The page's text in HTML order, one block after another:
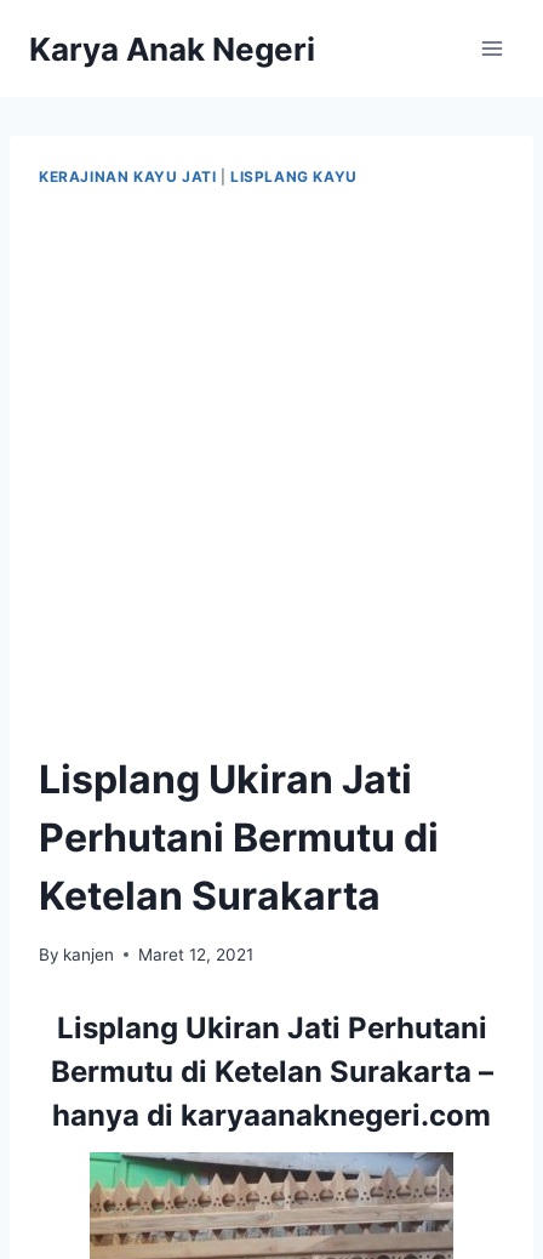
Karya Anak Negeri
KERAJINAN KAYU JATI |LISPLANG KAYU
Lisplang Ukiran Jati
Perhutani Bermutu di
Ketelan Surakarta
By kanjen Maret 12, 2021
Lisplang Ukiran Jati Perhutani
Bermutu di Ketelan Surakarta –
hanya di karyaanaknegeri.com